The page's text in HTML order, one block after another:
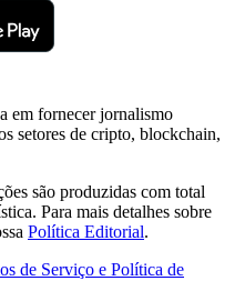
em fornecer jornalismo
setores de cripto, blockchain,
são produzidas com total
Para mais detalhes sobre
Política Editorial.
de Serviço e Política de